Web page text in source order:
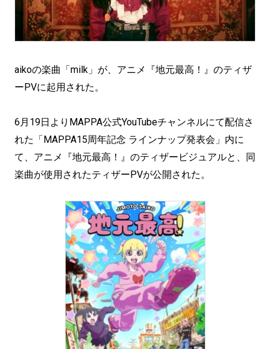
aikoの楽曲「milk」が、アニメ『地元最高！』のティザ
ーPVに起用された。
6月19日よりMAPPA公式YouTubeチャンネルにて配信さ
れた「MAPPA15周年記念 ラインナップ発表会」内に
て、アニメ『地元最高！』のティザービジュアルと、同
楽曲が使用されたティザーPVが公開された。